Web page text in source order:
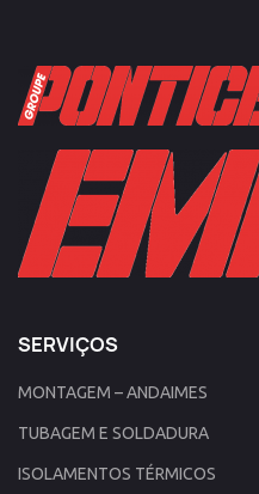
SERVIÇOS
MONTAGEM – ANDAIMES
TUBAGEM E SOLDADURA
ISOLAMENTOS TÉRMICOS